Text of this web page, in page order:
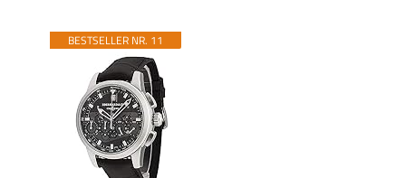
BESTSELLER NR. 11